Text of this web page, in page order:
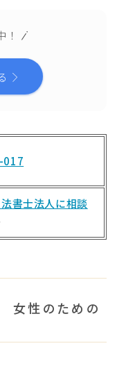
017
書士法人に相談
女性のための